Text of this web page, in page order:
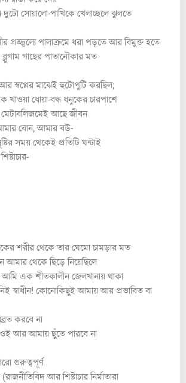
দুটো সোয়ালো-পাখিকে খেলাচ্ছলে ঝুলতে
প্রজ্জ্বল্যে পালাক্রমে ধরা পড়তে আর বিমুক্ত হতে
ব্লুগাম গাছের পাতানৌকার মত
স্বপ্নের মাঝেই হুটোপুটি করছিল;
ধোয়া-বদ্ধ ধনুকের চারপাশে
মেটাবলিজমেই আছে জীবন
বোন, আমার বউ-
সময় থেকেই প্রতিটি ঘন্টাই
শরীর থেকে তার ঘেমো চামড়ার মত
আমার থেকে ছিড়ে নিয়েছিলে
আমি এক শীতকালীন জেলখানায় থাকা
স্বাধীন! কোনোকিছুই আমায় আর প্রভাবিত বা
করবে না
আর আমায় ছুঁতে পারবে না
গুরুত্বপূর্ণ
আর শিষ্টাচার নির্মাতারা